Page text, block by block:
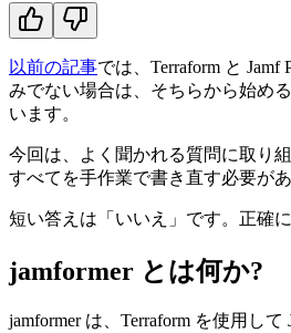
以前の記事では、Terraform と
みでない場合は、そちらから始め
います。
今回は、よく聞かれる質問に取り
すべてを手作業で書き直す必要があ
短い答えは「いいえ」です。正確
jamformer とは何か?
jamformer は、Terraform を使用し